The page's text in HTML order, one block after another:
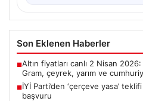
Son Eklenen Haberler
■Altın fiyatları canlı 2 Nisan
Gram, çeyrek, yarım ve
■İYİ Parti’den ‘çerçeve yasa’
başvuru